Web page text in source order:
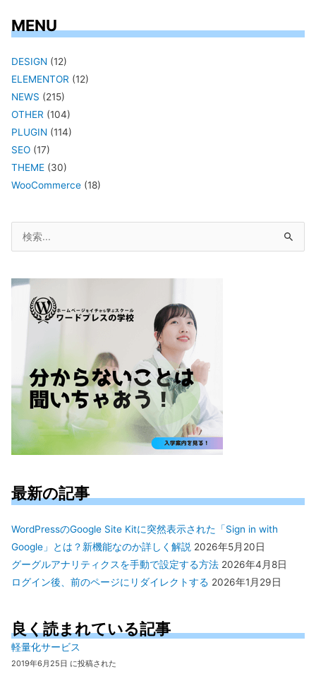
MENU
DESIGN (12)
ELEMENTOR (12)
NEWS (215)
OTHER (104)
PLUGIN (114)
SEO (17)
THEME (30)
WooCommerce (18)
象:
最新の記事
WordPressのGoogle Site Kitに突然表示された「Sign in with
Google」とは？新機能なのか詳しく解説 2026年5月20日
グーグルアナリティクスを手動で設定する方法 2026年4月8日
ログイン後、前のページにリダイレクトする 2026年1月29日
良く読まれている記事
軽量化サービス
2019年6月25日 に投稿された